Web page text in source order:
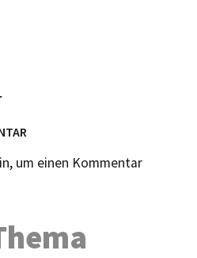
um einen Kommentar